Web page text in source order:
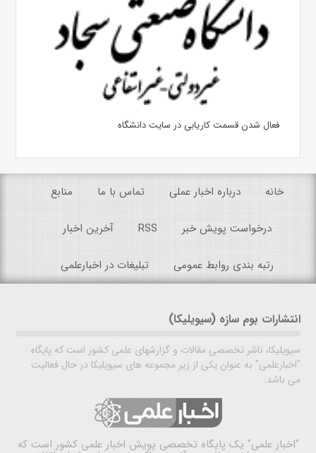
فعال شدن قسمت کاریابی در سایت دانشگاه
خانه درباره اخبار عملی تماس با ما منابع
درخواست پویش خبر RSS آخرین اخبار
رتبه بندی روابط عمومی تبلیغات در اخبارعلمی
انتشارات بوم سازه (سیویلیکا)
سیویلیکا، ناشر تخصصی مقالات و گزارشهای علمی کشور است که پایگاه
"اخبارعلمی" به عنوان یکی از زیر مجموعه های سیویلیکا در حال فعالیت
می باشد.
"اخبار علمی" یک پایگاه تخصصی پویش اخبار علمی کشور است که